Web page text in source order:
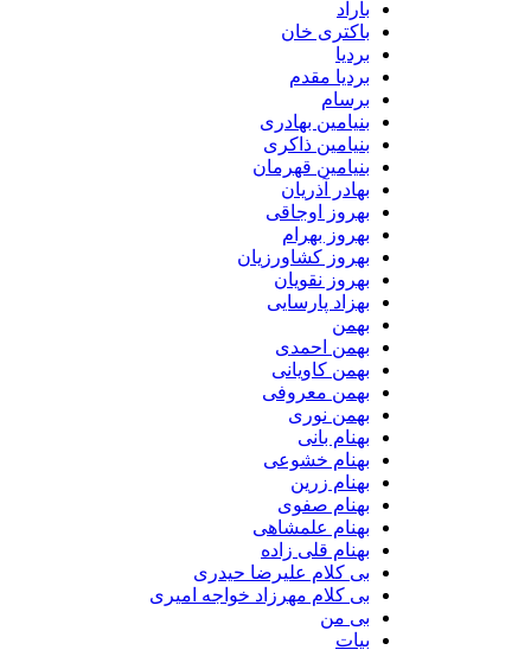
باکتری خان
بردیا مقدم
بنیامین بهادری
بنیامین ذاکری
بنیامین قهرمان
بهادر آذریان
بهروز اوجاقی
بهروز بهرام
بهروز کشاورزیان
بهروز نقویان
بهزاد پارسایی
بهمن احمدی
بهمن کاویانی
بهمن معروفی
بهمن نوری
بهنام بانی
بهنام خشوعی
بهنام زرین
بهنام صفوی
بهنام علمشاهی
بهنام قلی زاده
بی کلام علیرضا حیدری
بی کلام مهرزاد خواجه امیری